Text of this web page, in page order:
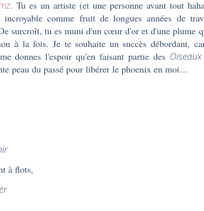
. Tu es un artiste (et une personne avant tout
incroyable comme fruit de longues années de
surcroît, tu es muni d'un cœur d'or et d'une plume
à la fois. Je te souhaite un succès débordant,
donnes l'espoir qu'en faisant partie des
peau du passé pour libérer le phoenix en moi…
à flots,